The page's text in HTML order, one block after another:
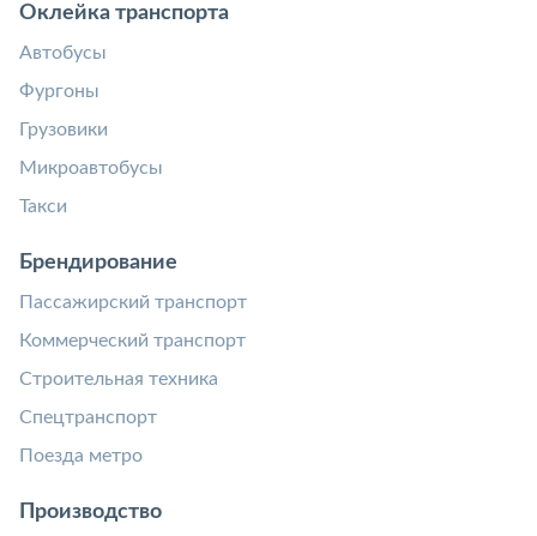
Оклейка транспорта
Автобусы
Фургоны
Грузовики
Микроавтобусы
Такси
Брендирование
Пассажирский транспорт
Коммерческий транспорт
Строительная техника
Спецтранспорт
Поезда метро
Производство